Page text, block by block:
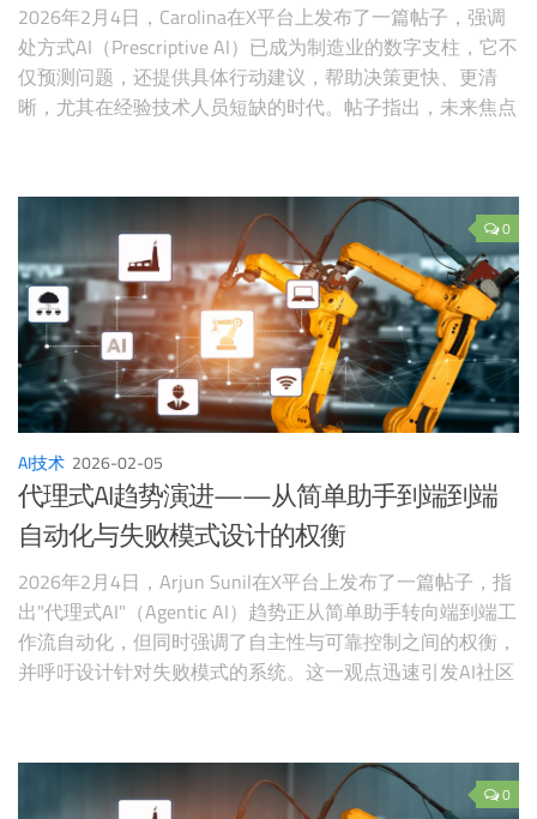
2026年2月4日，Carolina在X平台上发布了一篇帖子，强调
处方式AI（Prescriptive AI）已成为制造业的数字支柱，它不
仅预测问题，还提供具体行动建议，帮助决策更快、更清
晰，尤其在经验技术人员短缺的时代。帖子指出，未来焦点
者和工
0
AI技术 2026-02-05
代理式AI趋势演进——从简单助手到端到端
自动化与失败模式设计的权衡
2026年2月4日，Arjun Sunil在X平台上发布了一篇帖子，指
出"代理式AI"（Agentic AI）趋势正从简单助手转向端到端工
作流自动化，但同时强调了自主性与可靠控制之间的权衡，
并呼吁设计针对失败模式的系统。这一观点迅速引发AI社区
Arjun Sunil
0